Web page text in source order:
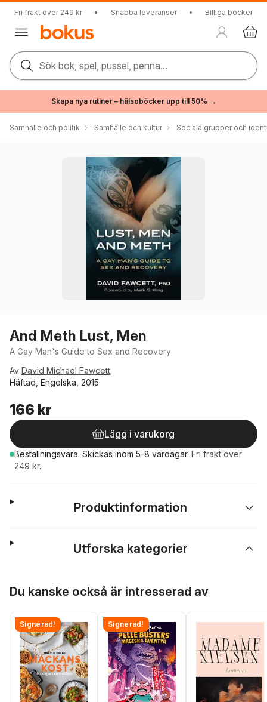
Fri frakt över 249 kr • Snabba leveranser • Billiga böcker
Sök bok, spel, pussel, penna...
Skapa nya rutiner – hälsoböcker upp till 50% →
Samhälle och politik Samhälle och kultur Sociala grupper och
And Meth Lust, Men
A Gay Man's Guide to Sex and Recovery
Av David Michael Fawcett
Häftad, Engelska, 2015
166 kr
Lägg i varukorg
Beställningsvara. Skickas inom 5-8 vardagar. Fri frakt över
249 kr.
Produktinformation
Utforska kategorier
Du kanske också är intresserad av
Signerad! Signerad!